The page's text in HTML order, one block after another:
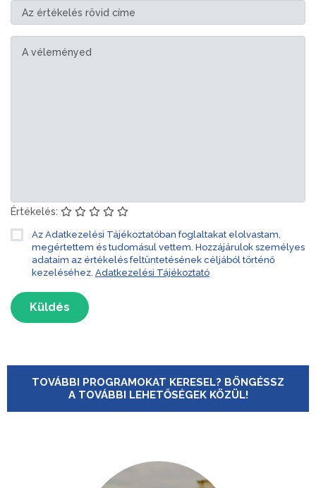
Értékelés:
Az Adatkezelési Tájékoztatóban foglaltakat elolvastam,
megértettem és tudomásul vettem. Hozzájárulok személyes
adataim az értékelés feltüntetésének céljából történő
kezeléséhez. Adatkezelési Tájékoztató
Küldés
TOVÁBBI PROGRAMOKAT KERESEL? BÖNGÉSSZ
A TOVÁBBI LEHETŐSÉGEK KÖZÜL!